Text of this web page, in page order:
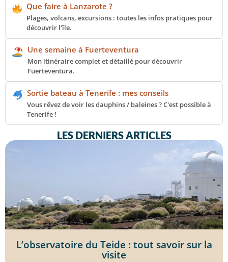
Que faire à Lanzarote ?
Plages, volcans, excursions : toutes les infos pratiques pour
découvrir l'île.
Une semaine à Fuerteventura
Mon itinéraire complet et détaillé pour découvrir
Fuerteventura.
Sortie bateau à Tenerife : mes conseils
Vous rêvez de voir les dauphins / baleines ? C'est possible à
Tenerife !
LES DERNIERS ARTICLES
L’observatoire du Teide : tout savoir sur la
visite